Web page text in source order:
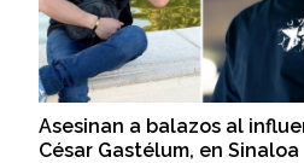
Asesinan a balazos al
César Gastélum, en Sinaloa